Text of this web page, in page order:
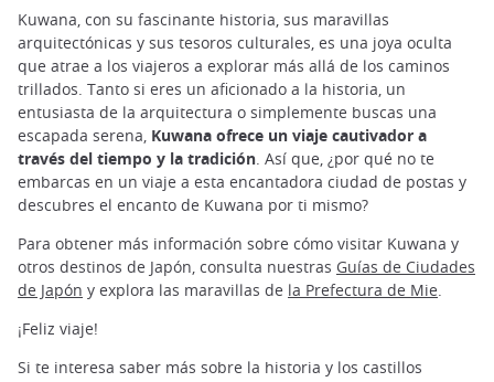
Kuwana, con su fascinante historia, sus maravillas
arquitectónicas y sus tesoros culturales, es una joya oculta
que atrae a los viajeros a explorar más allá de los caminos
trillados. Tanto si eres un aficionado a la historia, un
entusiasta de la arquitectura o simplemente buscas una
escapada serena, Kuwana ofrece un viaje cautivador a
través del tiempo y la tradición . Así que, ¿por qué no te
embarcas en un viaje a esta encantadora ciudad de postas y
descubres el encanto de Kuwana por ti mismo?
Para obtener más información sobre cómo visitar Kuwana y
otros destinos de Japón, consulta nuestras Guías de Ciudades
de Japón y explora las maravillas de la Prefectura de Mie
¡Feliz viaje!
Si te interesa saber más sobre la historia y los castillos